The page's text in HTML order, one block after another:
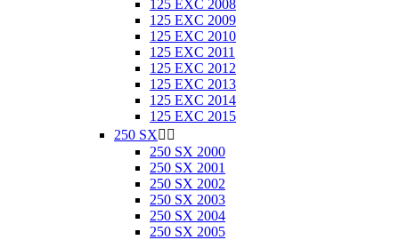
125 EXC 2008
125 EXC 2009
125 EXC 2010
125 EXC 2011
125 EXC 2012
125 EXC 2013
125 EXC 2014
125 EXC 2015
250 SX 
250 SX 2000
250 SX 2001
250 SX 2002
250 SX 2003
250 SX 2004
250 SX 2005